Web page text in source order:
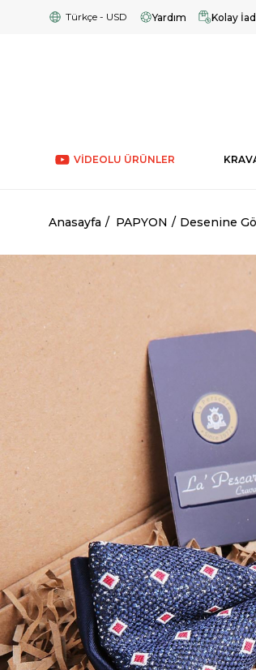
Türkçe - USD Yardım Kolay
VİDEOLU ÜRÜNLER
Anasayfa PAPYON Desenine